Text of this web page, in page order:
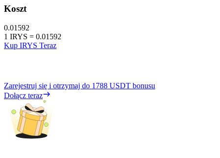
Koszt
0.01592
1 IRYS = 0.01592
Kup IRYS Teraz
Zarejestruj się i otrzymaj do 1788 USDT bonusu
Dołącz teraz